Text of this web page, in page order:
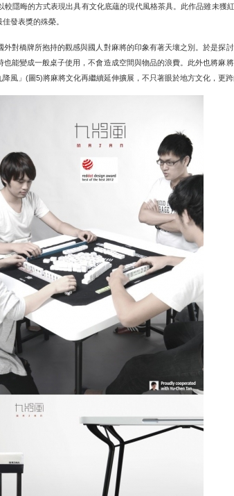
隱晦的方式表現出具有文化底蘊的現代風格茶具。此作品雖未獲
發表獎的殊榮。
對橋牌所抱持的觀感與國人對麻將的印象有著天壤之別。於是探
能變成一般桌子使用，不會造成空間與物品的浪費。此外也將麻
風」 (圖5)將麻將文化再繼續延伸擴展，不只著眼於地方文化，更跨